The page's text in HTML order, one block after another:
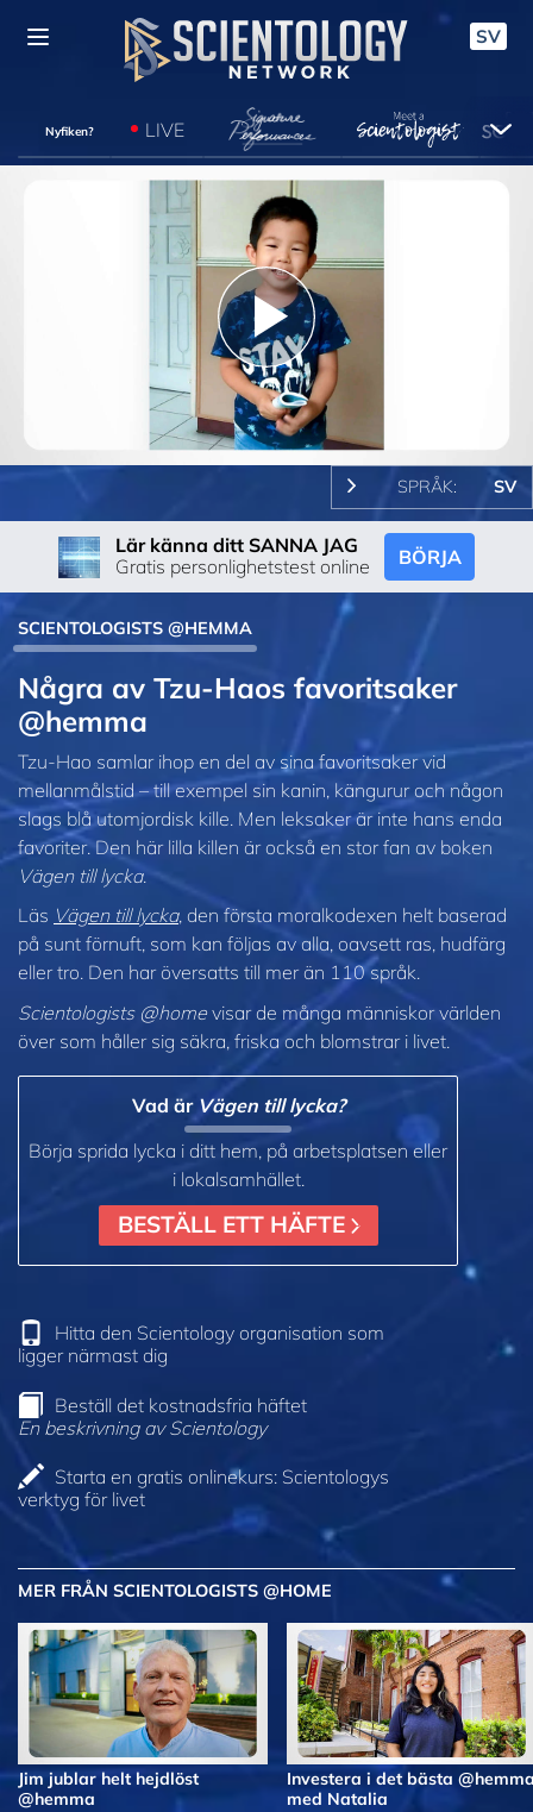
SV
Nyfiken? LIVE
Play
Video
SPRÅK: SV
Lär känna ditt SANNA JAG
Gratis personlighetstest online
BÖRJA
SCIENTOLOGISTS @HEMMA
Några av Tzu‑Haos favoritsaker
@hemma
Tzu-Hao samlar ihop en del av sina favoritsaker vid
mellanmålstid – till exempel sin kanin, kängurur och någon
slags blå utomjordisk kille. Men leksaker är inte hans enda
favoriter. Den här lilla killen är också en stor fan av boken
Vägen till lycka.
Läs Vägen till lycka, den första moralkodexen helt baserad
på sunt förnuft, som kan följas av alla, oavsett ras, hudfärg
eller tro. Den har översatts till mer än 110 språk.
Scientologists @homevisar de många människor världen
över som håller sig säkra, friska och blomstrar i livet.
Vad är Vägen till lycka?
Börja sprida lycka i ditt hem, på arbetsplatsen eller
i lokalsamhället.
BESTÄLL ETT HÄFTE
Hitta den Scientology organisation som
ligger närmast dig
Beställ det kostnadsfria häftet
En beskrivning av Scientology
Starta en gratis onlinekurs: Scientologys
verktyg för livet
MER FRÅN SCIENTOLOGISTS @HOME
Jim jublar helt hejdlöst
@hemma
Investera i det bästa
med Natalia